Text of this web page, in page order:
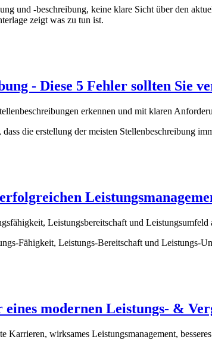
und -beschreibung, keine klare Sicht über den
zeigt was zu tun ist.
- Diese 5 Fehler sollten Sie
erkennen und mit klaren
dass die erstellung der meisten
Leistungsbereitschaft und
Fähigkeit, Leistungs-Bereitschaft und Leistungs-
modernen Leistungs- &
Karrieren, wirksames Leistungsmanagement,